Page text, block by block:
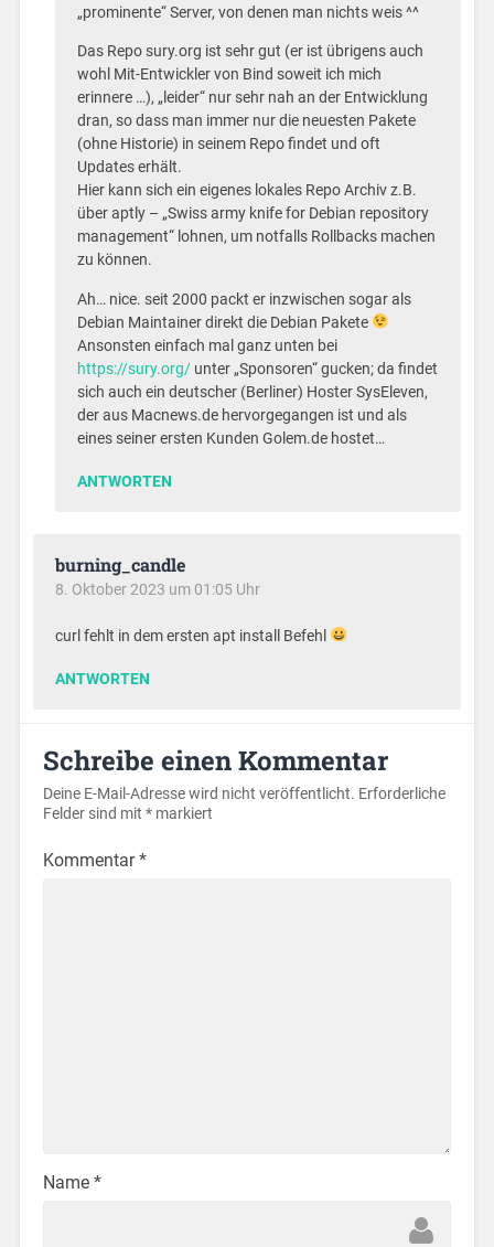
„prominente“ Server, von denen man nichts weis ^^
Das Repo sury.org ist sehr gut (er ist übrigens auch
wohl Mit-Entwickler von Bind soweit ich mich
erinnere …), „leider“ nur sehr nah an der Entwicklung
dran, so dass man immer nur die neuesten Pakete
(ohne Historie) in seinem Repo findet und oft
Updates erhält.
Hier kann sich ein eigenes lokales Repo Archiv z.B.
über aptly – „Swiss army knife for Debian repository
management“ lohnen, um notfalls Rollbacks machen
zu können.
Ah… nice. seit 2000 packt er inzwischen sogar als
Debian Maintainer direkt die Debian Pakete
Ansonsten einfach mal ganz unten bei
https://sury.org/unter „Sponsoren“ gucken; da findet
sich auch ein deutscher (Berliner) Hoster SysEleven,
der aus Macnews.de hervorgegangen ist und als
eines seiner ersten Kunden Golem.de hostet…
ANTWORTEN
burning_candle
8. Oktober 2023 um 01:05 Uhr
curl fehlt in dem ersten apt install Befehl
ANTWORTEN
Schreibe einen Kommentar
Deine E-Mail-Adresse wird nicht veröffentlicht. Erforderliche
Felder sind mit *markiert
Kommentar*
Name *